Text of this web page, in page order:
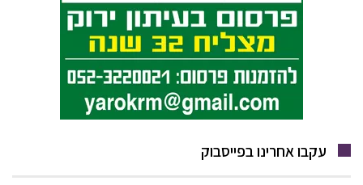
עקבו אחרינו בפייסבוק